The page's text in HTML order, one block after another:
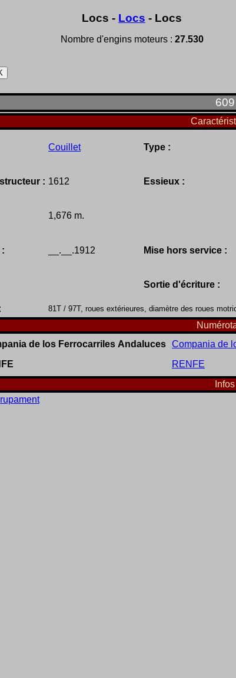
Locs - Locs - Locs
Nombre d'engins moteurs : 27.530
609
Couillet Type :
: 1612 Essieux :
1,676 m.
__.__.1912 Mise hors service :
Sortie d'écriture :
81T / 97T, roues extérieures, diamètre des roues
de los Ferrocarriles Andaluces Compania de
RENFE
Infos